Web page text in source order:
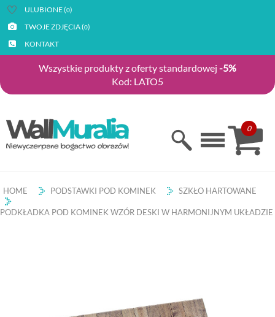
ULUBIONE (0)
TWOJE ZDJĘCIA (0)
KONTAKT
Wszystkie produkty z oferty standardowej -5%
Kod: LATO5
0
HOME PODSTAWKI POD KOMINEK SZKŁO HARTOWANE
PODKŁADKA POD KOMINEK WZÓR DESKI W HARMONIJNYM UKŁADZIE